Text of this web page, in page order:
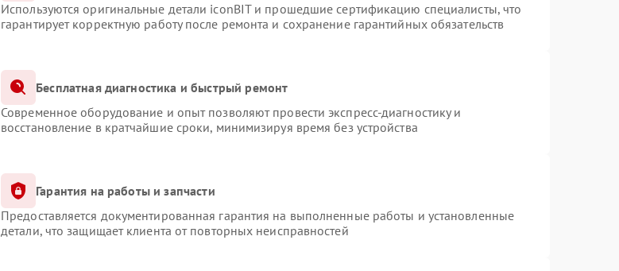
Используются оригинальные детали iconBIT и прошедшие сертификацию специалисты, что
гарантирует корректную работу после ремонта и сохранение гарантийных обязательств
Бесплатная диагностика и быстрый ремонт
Современное оборудование и опыт позволяют провести экспресс-диагностику и
восстановление в кратчайшие сроки, минимизируя время без устройства
Гарантия на работы и запчасти
Предоставляется документированная гарантия на выполненные работы и установленные
детали, что защищает клиента от повторных неисправностей